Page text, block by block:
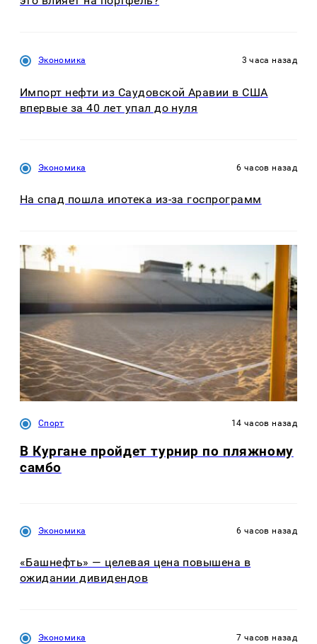
Экономика 3 часа назад
Импорт нефти из Саудовской Аравии в США
впервые за 40 лет упал до нуля
Экономика 6 часов назад
На спад пошла ипотека из-за госпрограмм
Спорт 14 часов назад
В Кургане пройдет турнир по пляжному
самбо
Экономика 6 часов назад
«Башнефть» — целевая цена повышена в
ожидании дивидендов
Экономика 7 часов назад